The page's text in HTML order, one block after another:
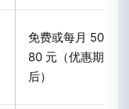
免费或每月 50-
80 元（优惠期
后）